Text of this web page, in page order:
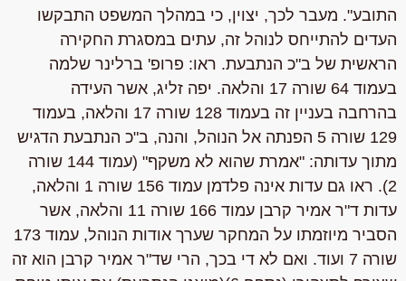
התובע". מעבר לכך, יצוין, כי במהלך המשפט התבקשו
העדים להתייחס לנוהל זה, עתים במסגרת החקירה
הראשית של ב"כ הנתבעת. ראו: פרופ' ברלינר שלמה
בעמוד 64 שורה 17 והלאה. יפה זליג, אשר העידה
בהרחבה בעניין זה בעמוד 128 שורה 17 והלאה, בעמוד
129 שורה 5 הפנתה אל הנוהל, והנה, ב"כ הנתבעת הדגיש
מתוך עדותה: "אמרת שהוא לא משקף" (עמוד 144 שורה
2). ראו גם עדות אינה פלדמן עמוד 156 שורה 1 והלאה,
עדות ד"ר אמיר קרבן עמוד 166 שורה 11 והלאה, אשר
הסביר מיוזמתו על המחקר שערך אודות הנוהל, עמוד 173
שורה 7 ועוד. ואם לא די בכך, הרי שד"ר אמיר קרבן
הוא זה